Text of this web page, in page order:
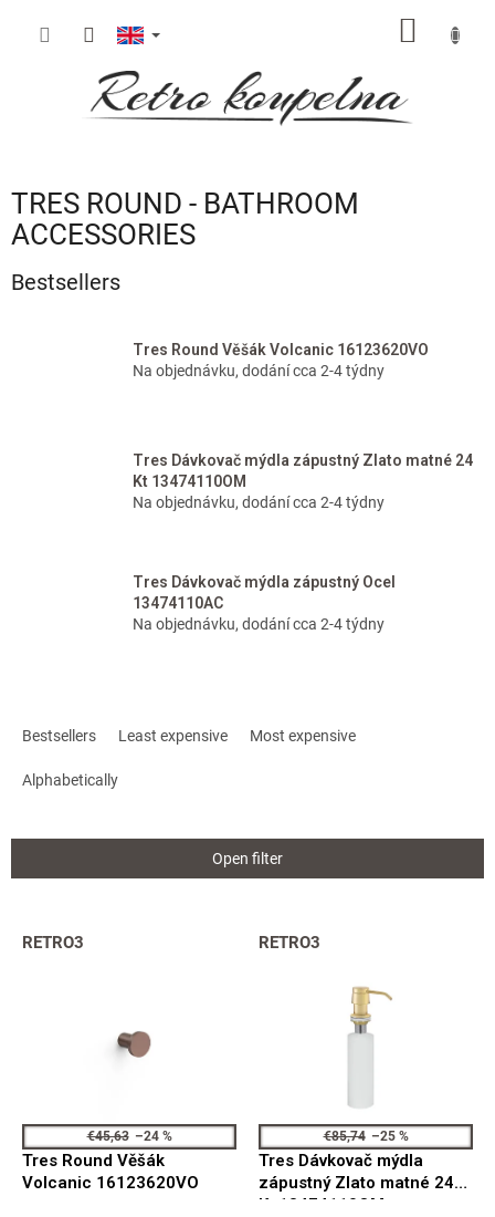
TRES ROUND - BATHROOM
ACCESSORIES
Bestsellers
Tres Round Věšák Volcanic 16123620VO
Na objednávku, dodání cca 2-4 týdny
Tres Dávkovač mýdla zápustný Zlato matné 24
Kt 13474110OM
Na objednávku, dodání cca 2-4 týdny
Tres Dávkovač mýdla zápustný Ocel
13474110AC
Na objednávku, dodání cca 2-4 týdny
s
Bestsellers Least expensive Most expensive
Alphabetically
Open filter
RETRO3
€45,63 –24 %
Tres Round Věšák
Volcanic 16123620VO
RETRO3
€85,74 –25 %
Tres Dávkovač mýdla
zápustný Zlato matné 24
Kt 13474110OM